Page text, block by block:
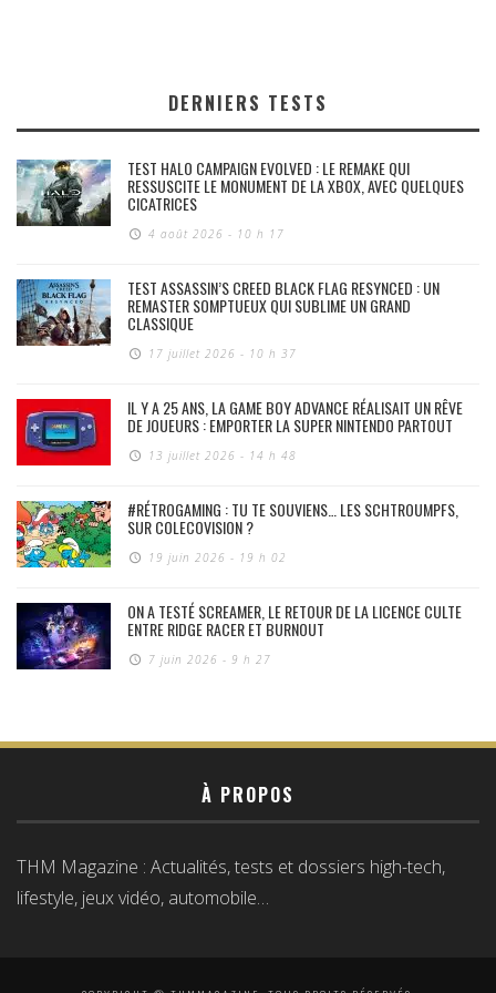
DERNIERS TESTS
TEST HALO CAMPAIGN EVOLVED : LE REMAKE QUI
RESSUSCITE LE MONUMENT DE LA XBOX, AVEC QUELQUES
CICATRICES
4 août 2026 - 10 h 17
TEST ASSASSIN’S CREED BLACK FLAG RESYNCED : UN
REMASTER SOMPTUEUX QUI SUBLIME UN GRAND
CLASSIQUE
17 juillet 2026 - 10 h 37
IL Y A 25 ANS, LA GAME BOY ADVANCE RÉALISAIT UN RÊVE
DE JOUEURS : EMPORTER LA SUPER NINTENDO PARTOUT
13 juillet 2026 - 14 h 48
#RÉTROGAMING : TU TE SOUVIENS… LES SCHTROUMPFS,
SUR COLECOVISION ?
19 juin 2026 - 19 h 02
ON A TESTÉ SCREAMER, LE RETOUR DE LA LICENCE CULTE
ENTRE RIDGE RACER ET BURNOUT
7 juin 2026 - 9 h 27
À PROPOS
THM Magazine : Actualités, tests et dossiers high-tech,
lifestyle, jeux vidéo, automobile…